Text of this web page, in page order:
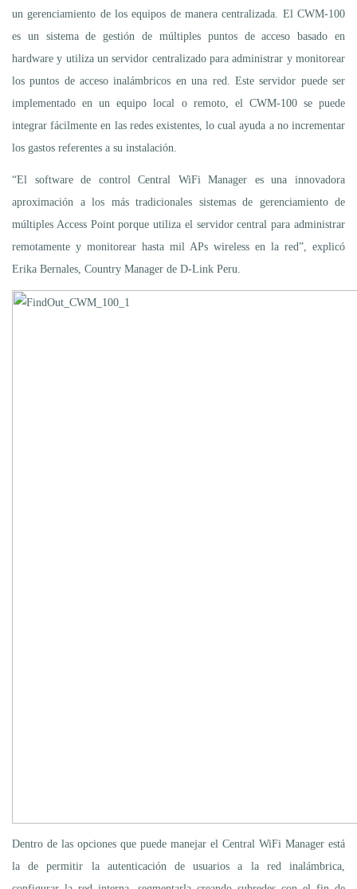
un gerenciamiento de los equipos de manera centralizada. El CWM-100
es un sistema de gestión de múltiples puntos de acceso basado en
hardware y utiliza un servidor centralizado para administrar y monitorear
los puntos de acceso inalámbricos en una red. Este servidor puede ser
implementado en un equipo local o remoto, el CWM-100 se puede
integrar fácilmente en las redes existentes, lo cual ayuda a no incrementar
los gastos referentes a su instalación.
“El software de control Central WiFi Manager es una innovadora
aproximación a los más tradicionales sistemas de gerenciamiento de
múltiples Access Point porque utiliza el servidor central para administrar
remotamente y monitorear hasta mil APs wireless en la red”, explicó
Erika Bernales, Country Manager de D-Link Peru.
Dentro de las opciones que puede manejar el Central WiFi Manager está
la de permitir la autenticación de usuarios a la red inalámbrica,